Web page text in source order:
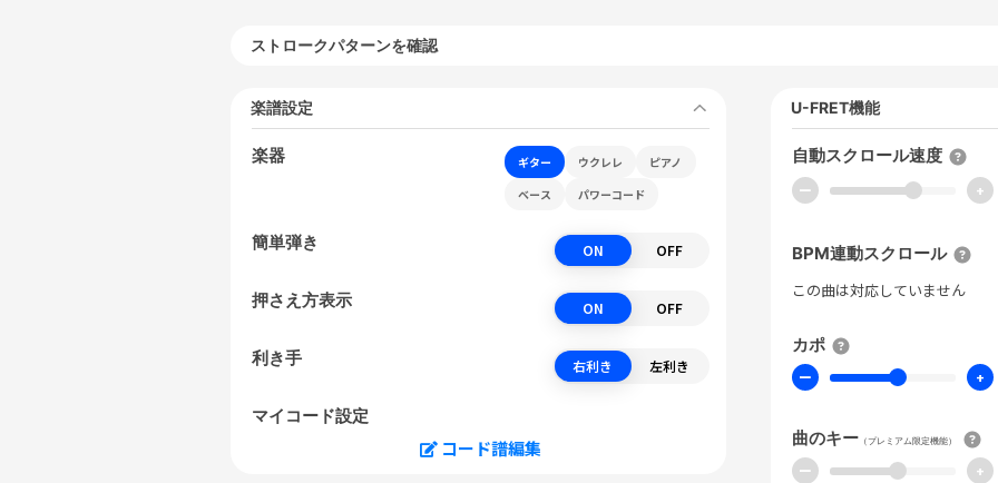
ストロークパターンを確認
楽譜設定
楽器 ギター ウクレレ
ピアノ
ベース
パワーコード
簡単弾き ON OFF
押さえ方表示 ON OFF
利き手 右利き 左利き
マイコード設定
コード譜編集
U-FRET機能
自動スクロール速度
ー +
BPM連動スクロール
この曲は対応していません
カポ
ー +
曲のキー （プレミアム限定機能）
ー +